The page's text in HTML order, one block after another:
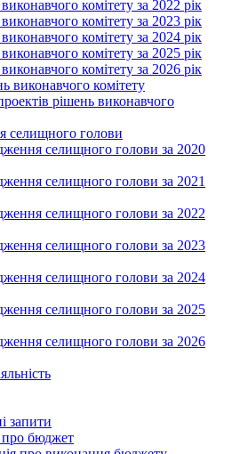
комітету за 2022 рік
комітету за 2023 рік
комітету за 2024 рік
комітету за 2025 рік
комітету за 2026 рік
виконавчого комітету
рішень виконавчого
селищного голови
селищного голови за 2020
селищного голови за 2021
селищного голови за 2022
селищного голови за 2023
селищного голови за 2024
селищного голови за 2025
селищного голови за 2026
запити
бюджет